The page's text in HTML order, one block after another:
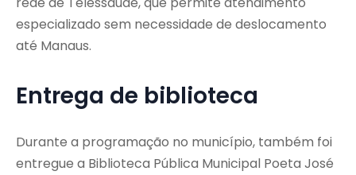
especializado sem necessidade de deslocamento
até Manaus.
Entrega de biblioteca
Durante a programação no município, também foi
entregue a Biblioteca Pública Municipal Poeta José